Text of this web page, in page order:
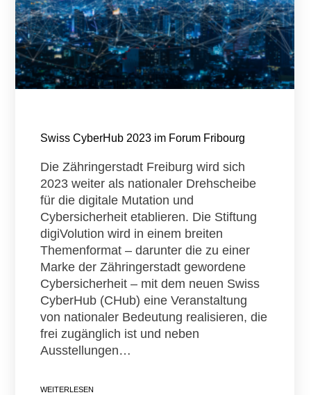
Swiss CyberHub 2023 im Forum Fribourg
Die Zähringerstadt Freiburg wird sich
2023 weiter als nationaler Drehscheibe
für die digitale Mutation und
Cybersicherheit etablieren. Die Stiftung
digiVolution wird in einem breiten
Themenformat – darunter die zu einer
Marke der Zähringerstadt gewordene
Cybersicherheit – mit dem neuen Swiss
CyberHub (CHub) eine Veranstaltung
von nationaler Bedeutung realisieren, die
frei zugänglich ist und neben
Ausstellungen…
WEITERLESEN